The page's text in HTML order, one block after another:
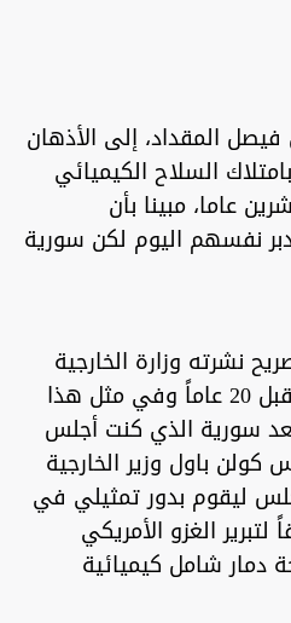
فيصل المقداد، إلى الأذهان
السلاح الكيميائي
عاما، مبينا بأن
نفسهم اليوم لكن سورية
نشرته وزارة الخارجية
السورية عبر "تويتر" بأنه "قبل 20 عاماً وفي مثل هذا
سورية الذي كنت أجلس
باول وزير الخارجية
ليقوم بدور تمثيلي في
الغزو الأمريكي
دمار شامل كيميائية